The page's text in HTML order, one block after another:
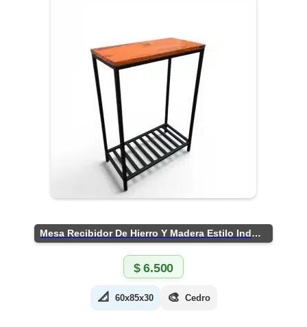
Mesa Recibidor De Hierro Y Madera Estilo Industrial
$6.500
📐 60x85x30 🎨 Cedro